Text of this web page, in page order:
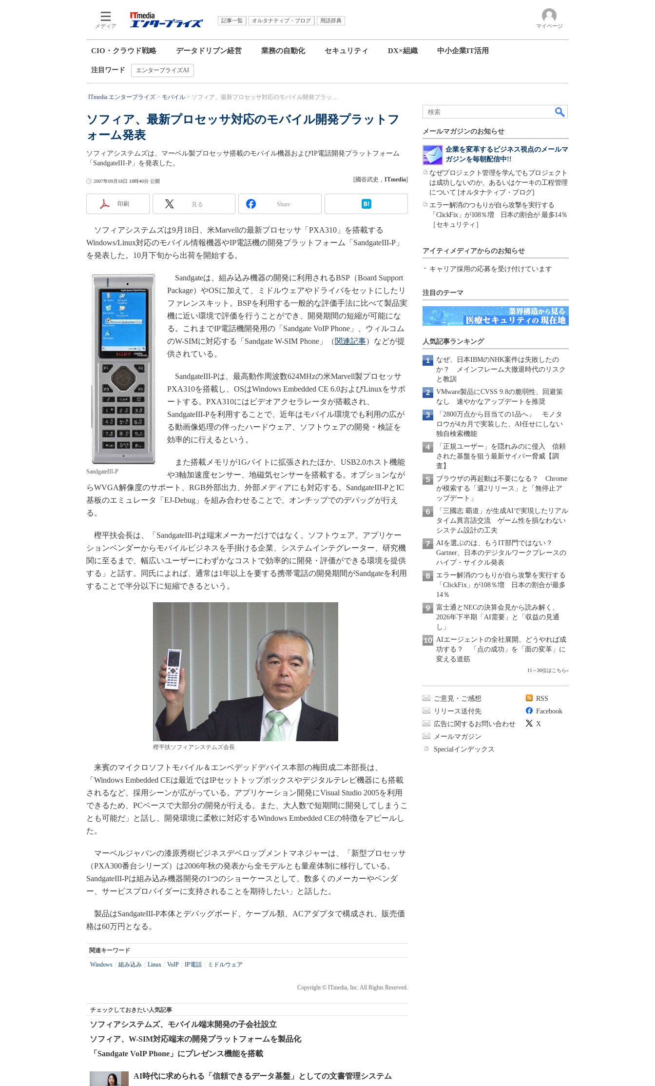
メディア
記事一覧 オルタナティブ・ブログ
用語辞典
マイページ
CIO・クラウド戦略 データドリブン経営 業務の自動化 セキュリティ DX×組織 中小企業IT活用
注目ワード エンタープライズAI
ITmedia エンタープライズ モバイル ソフィア、最新プロセッサ対応のモバイル開発プラッ...
ソフィア、最新プロセッサ対応のモバイル開発プラットフ
ォーム発表
ソフィアシステムズは、マーベル製プロセッサ搭載のモバイル機器およびIP電話開発プラットフォーム
「SandgateIII-P」を発表した。
2007年09月18日 18時40分 公開 [國谷武史， ITmedia]
印刷 見る Share
ソフィアシステムズは9月18日、米Marvellの最新プロセッサ「PXA310」を搭載する
Windows/Linux対応のモバイル情報機器やIP電話機の開発プラットフォーム「SandgateIII-P」
を発表した。10月下旬から出荷を開始する。
SandgateIII-P
Sandgateは、組み込み機器の開発に利用されるBSP（Board Support
Package）やOSに加えて、ミドルウェアやドライバをセットにしたリ
ファレンスキット。BSPを利用する一般的な評価手法に比べて製品実
機に近い環境で評価を行うことができ、開発期間の短縮が可能にな
る。これまでIP電話機開発用の「Sandgate VoIP Phone」、ウィルコム
のW-SIMに対応する「Sandgate W-SIM Phone」（関連記事）などが提
供されている。
SandgateIII-Pは、最高動作周波数624MHzの米Marvell製プロセッサ
PXA310を搭載し、OSはWindows Embedded CE 6.0およびLinuxをサポ
ートする。PXA310にはビデオアクセラレータが搭載され、
SandgateIII-Pを利用することで、近年はモバイル環境でも利用の広が
る動画像処理の伴ったハードウェア、ソフトウェアの開発・検証を
効率的に行えるという。
また搭載メモリが1Gバイトに拡張されたほか、USB2.0ホスト機能
や3軸加速度センサー、地磁気センサーを搭載する。オプションなが
らWVGA解像度のサポート、RGB外部出力、外部メディアにも対応する。SandgateIII-PとIC
基板のエミュレータ「EJ-Debug」を組み合わせることで、オンチップでのデバッグが行え
る。
樫平扶会長は、「SandgateIII-Pは端末メーカーだけではなく、ソフトウェア、アプリケー
ションベンダーからモバイルビジネスを手掛ける企業、システムインテグレーター、研究機
関に至るまで、幅広いユーザーにわずかなコストで効率的に開発・評価ができる環境を提供
する」と話す。同氏によれば、通常は1年以上を要する携帯電話の開発期間がSandgateを利用
することで半分以下に短縮できるという。
樫平扶ソフィアシステムズ会長
来賓のマイクロソフトモバイル＆エンベデッドデバイス本部の梅田成二本部長は、
「Windows Embedded CEは最近ではIPセットトップボックスやデジタルテレビ機器にも搭載
されるなど、採用シーンが広がっている。アプリケーション開発にVisual Studio 2005を利用
できるため、PCベースで大部分の開発が行える。また、大人数で短期間に開発してしまうこ
とも可能だ」と話し、開発環境に柔軟に対応するWindows Embedded CEの特徴をアピールし
た。
マーベルジャパンの漆原秀樹ビジネスデベロップメントマネジャーは、「新型プロセッサ
（PXA300番台シリーズ）は2006年秋の発表から全モデルとも量産体制に移行している。
SandgateIII-Pは組み込み機器開発の1つのショーケースとして、数多くのメーカーやベンダ
ー、サービスプロバイダーに支持されることを期待したい」と話した。
製品はSandgateIII-P本体とデバッグボード、ケーブル類、ACアダプタで構成され、販売価
格は60万円となる。
関連キーワード
Windows 組み込み Linux VoIP IP電話 ミドルウェア
Copyright © ITmedia, Inc. All Rights Reserved.
チェックしておきたい人気記事
ソフィアシステムズ、モバイル端末開発の子会社設立
ソフィア、W-SIM対応端末の開発プラットフォームを製品化
「Sandgate VoIP Phone」にプレゼンス機能を搭載
メールマガジンのお知らせ
企業を変革するビジネス視点のメールマ
ガジンを毎朝配信中!!
なぜプロジェクト管理を学んでもプロジェクト
は成功しないのか、あるいはケーキの工程管理
について [オルタナティブ・ブログ]
エラー解消のつもりが自ら攻撃を実行する
「ClickFix」が108％増 日本の割合が 最多14％
［セキュリティ］
アイティメディアからのお知らせ
キャリア採用の応募を受け付けています
注目のテーマ
人気記事ランキング
なぜ、日本IBMのNHK案件は失敗したの
か？ メインフレーム大撤退時代のリスク
と教訓
VMware製品にCVSS 9.8の脆弱性、回避策
なし 速やかなアップデートを推奨
「2800万点から目当ての1品へ」 モノタ
ロウが4カ月で実装した、AI任せにしない
独自検索機能
「正規ユーザー」を隠れみのに侵入 信頼
された基盤を狙う最新サイバー脅威【調
査】
ブラウザの再起動は不要になる？ Chrome
が模索する「週2リリース」と「無停止ア
ップデート」
「三國志 覇道」が生成AIで実現したリアル
タイム異言語交流 ゲーム性を損なわない
システム設計の工夫
AIを選ぶのは、もうIT部門ではない？
Gartner、日本のデジタルワークプレースの
ハイプ・サイクル発表
エラー解消のつもりが自ら攻撃を実行する
「ClickFix」が108％増 日本の割合が最多
14％
富士通とNECの決算会見から読み解く、
2026年下半期「AI需要」と「収益の見通
し」
AIエージェントの全社展開、どうやれば成
功する？ 「点の成功」を「面の変革」に
変える道筋
11～30位はこちら»
ご意見・ご感想
リリース送付先
広告に関するお問い合わせ
メールマガジン
Specialインデックス
RSS
Facebook
X